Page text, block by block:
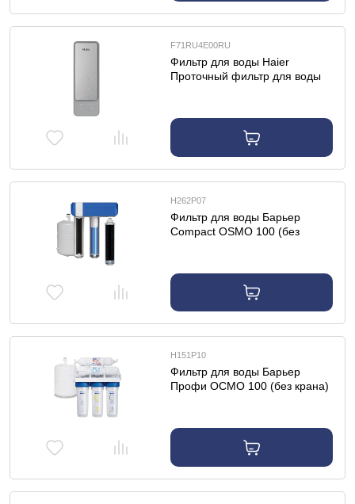
F71RU4E00RU
Фильтр для воды Haier
Проточный фильтр для воды
Н262Р07
Фильтр для воды Барьер
Compact OSMO 100 (без
Н151Р10
Фильтр для воды Барьер
Профи ОСМО 100 (без крана)